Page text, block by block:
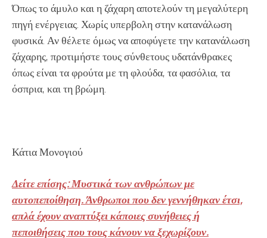
Όπως το άμυλο και η ζάχαρη αποτελούν τη μεγαλύτερη
πηγή ενέργειας. Χωρίς υπερβολη στην κατανάλωση
φυσικά. Αν θέλετε όμως να αποφύγετε την κατανάλωση
ζάχαρης, προτιμήστε τους σύνθετους υδατάνθρακες
όπως είναι τα φρούτα με τη φλούδα, τα φασόλια, τα
όσπρια, και τη βρώμη.
Κάτια Μονογιού
Δείτε επίσης: Μυστικά των ανθρώπων με
αυτοπεποίθηση. Άνθρωποι που δεν γεννήθηκαν έτσι,
απλά έχουν αναπτύξει κάποιες συνήθειες ή
πεποιθήσεις που τους κάνουν να ξεχωρίζουν.